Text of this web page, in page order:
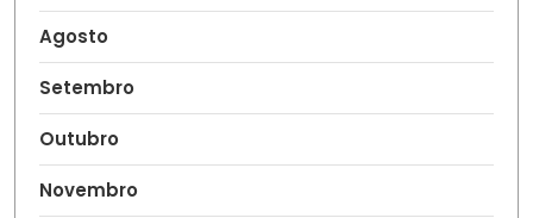
Agosto
Setembro
Outubro
Novembro